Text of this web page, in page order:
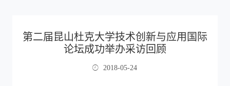
第二届昆山杜克大学技术创新与应用国际
论坛成功举办采访回顾
2018-05-24